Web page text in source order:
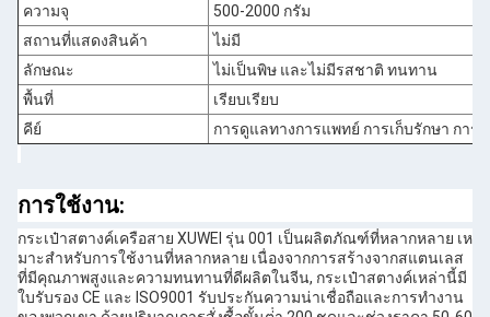
ความจุ
500-2000 กรัม
สถานที่แสดงสินค้า
ไม่มี
ลักษณะ
ไม่เป็นพิษ และไม่มีรสชาติ ทนทาน
พื้นที่
เรียบเรียบ
คีย์
การดูแลทางการแพทย์ การเก็บรักษา การก
การใช้งาน:
กระเป๋าสตางค์เครือสาย XUWEI รุ่น 001 เป็นผลิตภัณฑ์ที่หลากหลาย เห
มาะสําหรับการใช้งานที่หลากหลาย เนื่องจากการสร้างจากสแตนเลส
ที่มีคุณภาพสูงและความทนทานที่ดีผลิตในจีน, กระเป๋าสตางค์เหล่านี้มี
ใบรับรอง CE และ ISO9001 รับประกันความน่าเชื่อถือและการทํางาน